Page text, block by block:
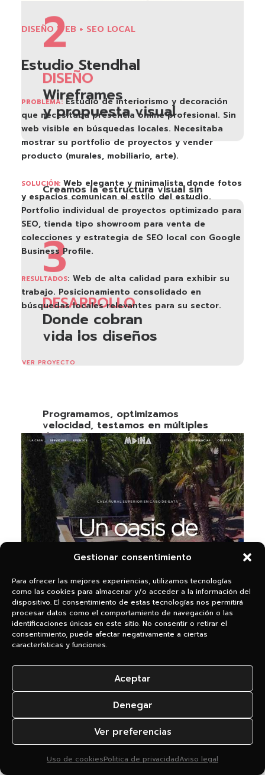
Gestionar consentimiento
Para ofrecer las mejores experiencias, utilizamos tecnologías
como las cookies para almacenar y/o acceder a la información del
dispositivo. El consentimiento de estas tecnologías nos permitirá
procesar datos como el comportamiento de navegación o las
identificaciones únicas en este sitio. No consentir o retirar el
consentimiento, puede afectar negativamente a ciertas
características y funciones.
Aceptar
Denegar
Ver preferencias
Uso de cookiesPolitica de privacidadAviso legal
2
DISEÑO
Wireframes
y propuesta visual
Creamos la estructura visual sin
preocuparnos aún por el código.
Wireframes que muestran dónde va
cada elemento. Validamos contigo
antes de avanzar.
3
DESARROLLO
Donde cobran
vida los diseños
Programamos, optimizamos
velocidad, testamos en múltiples
dispositivos. Tienes acceso al
servidor de desarrollo para ver el
progreso.
4
LANZAMIENTO
Validación, ajustes
finales y publicación
DISEÑO WEB + SEO LOCAL
Estudio Stendhal
PROBLEMA: Estudio de interiorismo y decoración
que necesitaba presencia online profesional. Sin
web visible en búsquedas locales. Necesitaba
mostrar su portfolio de proyectos y vender
producto (murales, mobiliario, arte).
SOLUCIÓN: Web elegante y minimalista donde fotos
y espacios comunican el estilo del estudio.
Portfolio individual de proyectos optimizado para
SEO, tienda tipo showroom para venta de
colecciones y estrategia de SEO local con Google
Business Profile.
RESULTADOS: Web de alta calidad para exhibir su
trabajo. Posicionamiento consolidado en
búsquedas locales relevantes para su sector.
VER PROYECTO
WEB + SISTEMA DE RESERVAS
Mdina. Alojamiento rural
PROBLEMA: Alojamiento rural con buena propuesta,